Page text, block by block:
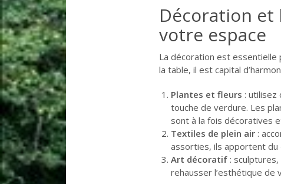
Décoration
votre espace
La décoration est essentielle
la table, il est capital
Plantes et fleurs :
touche de verdure. Les
sont à la fois décoratives
Textiles de plein air :
assorties, ils apportent du
Art décoratif :
rehausser l’esthétique de